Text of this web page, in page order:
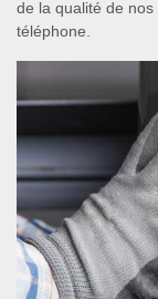
de la qualité de
téléphone.